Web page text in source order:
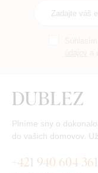
Plníme sny o
do vašich domovov.
+421 940 604 361